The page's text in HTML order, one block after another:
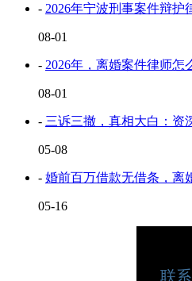
- 2026年宁波刑事案件辩护
08-01
- 2026年，离婚案件律师怎
08-01
- 三诉三撤，真相大白：资
05-08
- 婚前百万借款无借条，离
05-16
联